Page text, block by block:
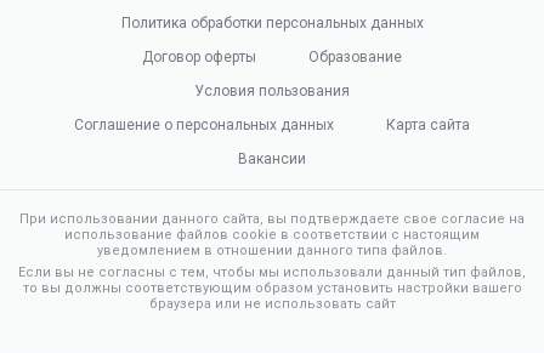
Политика обработки персональных данных
Договор оферты
Образование
Условия пользования
Соглашение о персональных данных
Карта сайта
Вакансии
При использовании данного сайта, вы подтверждаете свое согласие на
использование файлов cookie в соответствии с настоящим
уведомлением в отношении данного типа файлов.
Если вы не согласны с тем, чтобы мы использовали данный тип файлов,
то вы должны соответствующим образом установить настройки вашего
браузера или не использовать сайт